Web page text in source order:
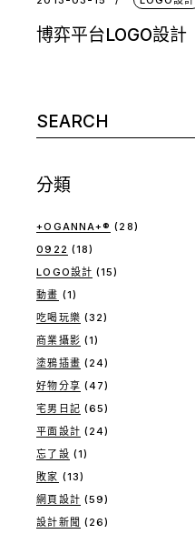
博弈平台LOGO設計
Search
for:
分類
+OGANNA+® (28)
0922 (18)
LOGO設計 (15)
動畫 (1)
吃喝玩樂 (32)
商業攝影 (1)
塗鴉插畫 (24)
好物分享 (47)
宅男日記 (65)
平面設計 (24)
忘了設 (1)
敗家 (13)
網頁設計 (59)
設計新聞 (26)